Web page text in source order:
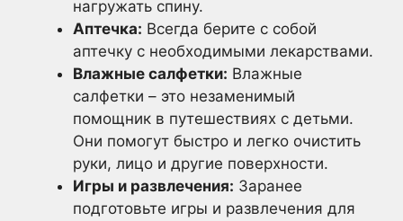
нагружать спину.
Аптечка: Всегда берите с собой
аптечку с необходимыми лекарствами.
Влажные салфетки: Влажные
салфетки – это незаменимый
помощник в путешествиях с детьми.
Они помогут быстро и легко очистить
руки, лицо и другие поверхности.
Игры и развлечения: Заранее
подготовьте игры и развлечения для